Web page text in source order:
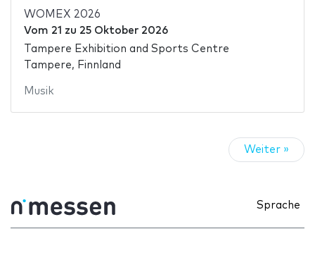
WOMEX 2026
Vom 21 zu 25 Oktober 2026
Tampere Exhibition and Sports Centre
Tampere, Finnland
Musik
Weiter »
Sprache